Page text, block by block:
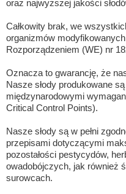
oraz najwyższej jakości
Całkowity brak, we
organizmów
Rozporządzeniem (WE) nr
Oznacza to gwarancję, że
Nasze słody produkowane
międzynarodowymi
Critical Control Points).
Nasze słody są w pełni
przepisami dotyczącymi
pozostałości pestycydów,
owadobójczych, jak również
surowcach.